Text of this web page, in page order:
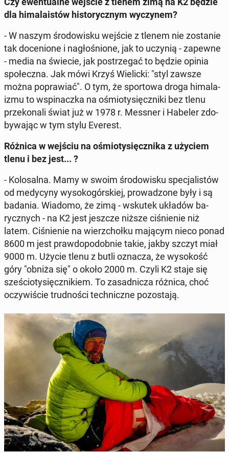
dla hi­ma­la­istów hi­sto­rycz­nym wy­czy­nem?
- W naszym śro­do­wi­sku wejście z tlenem nie zo­sta­nie
tak do­ce­nio­ne i na­gło­śnio­ne, jak to uczynią - zapewne
- media na świecie, jak po­strze­gać to będzie opinia
spo­łecz­na. Jak mówi Krzyś Wie­lic­ki: "styl zawsze
można po­pra­wiać". O tym, że spor­to­wa droga hi­ma­la­
izmu to wspi­nacz­ka na ośmio­ty­sięcz­ni­ki bez tlenu
prze­ko­na­li świat już w 1978 r. Messner i Habeler zdo­
by­wa­jąc w tym stylu Everest.
Różnica w wejściu na ośmio­ty­sięcz­ni­ka z użyciem
tlenu i bez jest... ?
- Ko­lo­sal­na. Mamy w swoim śro­do­wi­sku spe­cja­li­stów
od me­dy­cy­ny wy­so­ko­gór­skiej, pro­wa­dzo­ne były i są
badania. Wiadomo, że zimą - wskutek układów ba­
rycz­nych - na K2 jest jeszcze niższe ci­śnie­nie niż
latem. Ci­śnie­nie na wierz­choł­ku mającym nieco ponad
8600 m jest praw­do­po­dob­nie takie, jakby szczyt miał
9000 m. Użycie tlenu z butli oznacza, że wy­so­kość
góry "obniża się" o około 2000 m. Czyli K2 staje się
sze­ścio­ty­sięcz­ni­kiem. To za­sad­ni­cza różnica, choć
oczy­wi­ście trud­no­ści tech­nicz­ne po­zo­sta­ją.